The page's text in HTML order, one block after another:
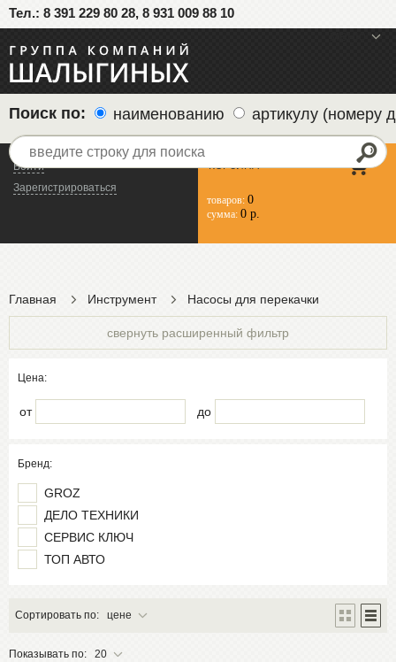
Тел.: 8 391 229 80 28, 8 931 009 88 10
Войти
Зарегистрироваться
КОРЗИНА
товаров: 0
сумма: 0 р.
Поиск по: наименованию артикулу (номеру
Главная Инструмент Насосы для перекачки
свернуть расширенный фильтр
Цена:
от до
Бренд:
GROZ
ДЕЛО ТЕХНИКИ
СЕРВИС КЛЮЧ
ТОП АВТО
Сортировать по: цене
Показывать по: 20